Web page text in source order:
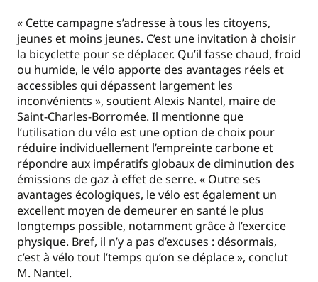
« Cette campagne s’adresse à tous les citoyens,
jeunes et moins jeunes. C’est une invitation à choisir
la bicyclette pour se déplacer. Qu’il fasse chaud, froid
ou humide, le vélo apporte des avantages réels et
accessibles qui dépassent largement les
inconvénients », soutient Alexis Nantel, maire de
Saint-Charles-Borromée. Il mentionne que
l’utilisation du vélo est une option de choix pour
réduire individuellement l’empreinte carbone et
répondre aux impératifs globaux de diminution des
émissions de gaz à effet de serre. « Outre ses
avantages écologiques, le vélo est également un
excellent moyen de demeurer en santé le plus
longtemps possible, notamment grâce à l’exercice
physique. Bref, il n’y a pas d’excuses : désormais,
c’est à vélo tout l’temps qu’on se déplace », conclut
M. Nantel.